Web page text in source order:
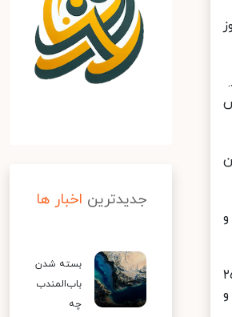
جدیدترین اخبار ها
بسته شدن
باب‌المندب
چه